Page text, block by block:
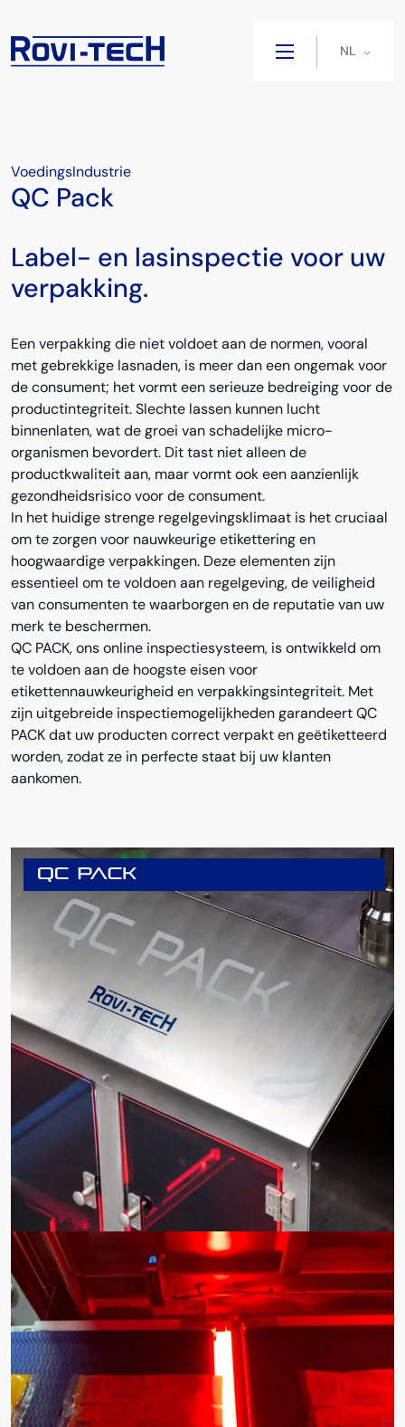
NL
VoedingsIndustrie
QC Pack
Label- en lasinspectie voor uw
verpakking.
Een verpakking die niet voldoet aan de normen, vooral
met gebrekkige lasnaden, is meer dan een ongemak voor
de consument; het vormt een serieuze bedreiging voor de
productintegriteit. Slechte lassen kunnen lucht
binnenlaten, wat de groei van schadelijke micro-
organismen bevordert. Dit tast niet alleen de
productkwaliteit aan, maar vormt ook een aanzienlijk
gezondheidsrisico voor de consument.
In het huidige strenge regelgevingsklimaat is het cruciaal
om te zorgen voor nauwkeurige etikettering en
hoogwaardige verpakkingen. Deze elementen zijn
essentieel om te voldoen aan regelgeving, de veiligheid
van consumenten te waarborgen en de reputatie van uw
merk te beschermen.
QC PACK, ons online inspectiesysteem, is ontwikkeld om
te voldoen aan de hoogste eisen voor
etikettennauwkeurigheid en verpakkingsintegriteit. Met
zijn uitgebreide inspectiemogelijkheden garandeert QC
PACK dat uw producten correct verpakt en geëtiketteerd
worden, zodat ze in perfecte staat bij uw klanten
aankomen.